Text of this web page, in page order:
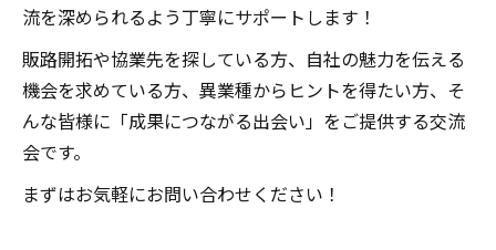
流を深められるよう丁寧にサポートします！
販路開拓や協業先を探している方、自社の魅力を伝える
機会を求めている方、異業種からヒントを得たい方、そ
んな皆様に「成果につながる出会い」をご提供する交流
会です。
まずはお気軽にお問い合わせください！